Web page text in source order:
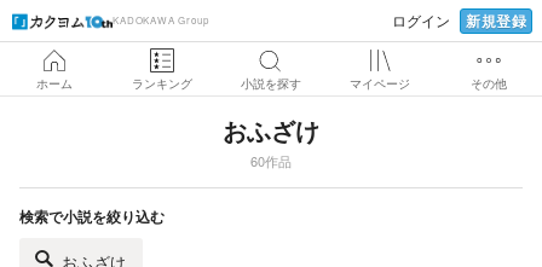
KADOKAWA Group ログイン 新規登録
ホーム ランキング 小説を探す マイページ その他
おふざけ
60作品
検索で小説を絞り込む
おふざけ